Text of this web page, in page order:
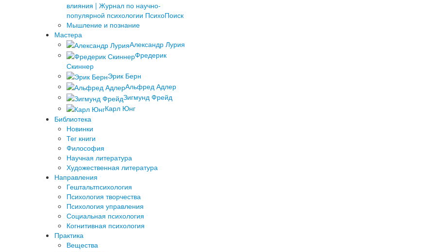
влияния | Журнал по научно-
популярной психологии ПсихоПоиск
Мышление и познание
Мастера
Александр Лурия
Фредерик
Скиннер
Эрик Берн
Альфред Адлер
Зигмунд Фрейд
Карл Юнг
Библиотека
Новинки
Тег книги
Философия
Научная литература
Художественная литература
Направления
Гештальтпсихология
Психология творчества
Психология управления
Социальная психология
Когнитивная психология
Практика
Вещества